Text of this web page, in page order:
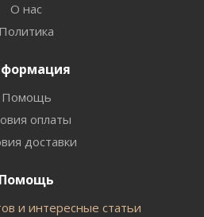
О нас
Политика
Помощь
оплаты
доставки
Помощь
и интересные статьи